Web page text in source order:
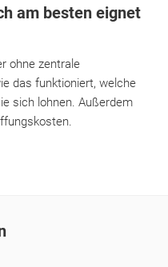
am besten eignet
ohne zentrale
das funktioniert, welche
sich lohnen. Außerdem